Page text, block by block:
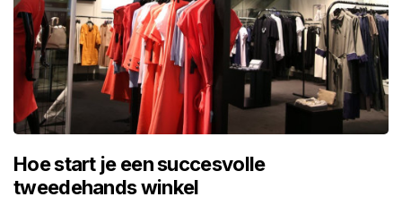
Hoe start je een succesvolle
tweedehands winkel